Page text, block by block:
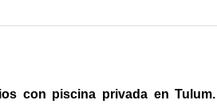
con piscina privada en Tulum.